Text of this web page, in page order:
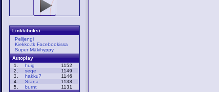
Linkkiboksi
Pelijengi
Kiekko.tk Facebookissa
Super Mäkihyppy
Autoplay
1.
huig
1152
2.
seqe
1149
3.
hakku7
1146
4.
Stana
1138
5.
burnt
1131